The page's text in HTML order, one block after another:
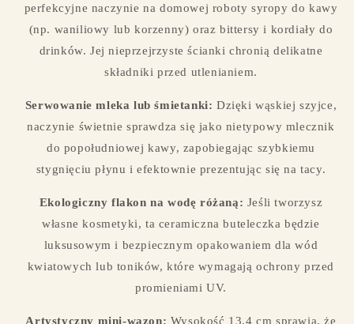
perfekcyjne naczynie na domowej roboty syropy do kawy
(np. waniliowy lub korzenny) oraz bittersy i kordiały do
drinków. Jej nieprzejrzyste ścianki chronią delikatne
składniki przed utlenianiem.
Serwowanie mleka lub śmietanki: Dzięki wąskiej szyjce,
naczynie świetnie sprawdza się jako nietypowy mlecznik
do popołudniowej kawy, zapobiegając szybkiemu
stygnięciu płynu i efektownie prezentując się na tacy.
Ekologiczny flakon na wodę różaną: Jeśli tworzysz
własne kosmetyki, ta ceramiczna buteleczka będzie
luksusowym i bezpiecznym opakowaniem dla wód
kwiatowych lub toników, które wymagają ochrony przed
promieniami UV.
Artystyczny mini-wazon: Wysokość 13,4 cm sprawia, że